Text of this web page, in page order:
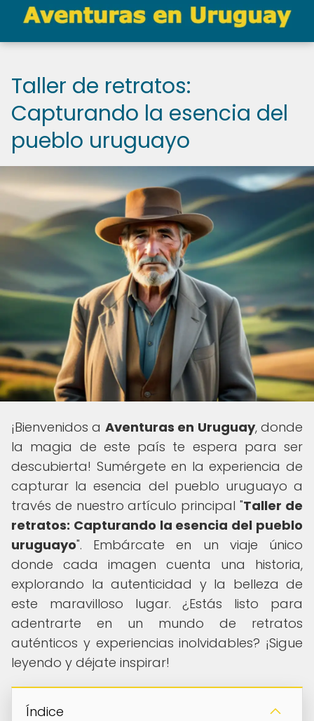
Taller de retratos:
Capturando la esencia del
pueblo uruguayo
¡Bienvenidos a Aventuras en Uruguay, donde
la magia de este país te espera para ser
descubierta! Sumérgete en la experiencia de
capturar la esencia del pueblo uruguayo a
través de nuestro artículo principal "Taller de
retratos: Capturando la esencia del pueblo
uruguayo". Embárcate en un viaje único
donde cada imagen cuenta una historia,
explorando la autenticidad y la belleza de
este maravilloso lugar. ¿Estás listo para
adentrarte en un mundo de retratos
auténticos y experiencias inolvidables? ¡Sigue
leyendo y déjate inspirar!
Índice